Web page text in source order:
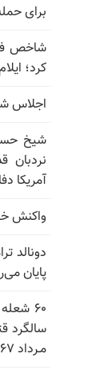
برای
کرد؛ ایلام با ۱۲۰.۶
اجلاس
شیخ
نردبان
آمریکا
واکنش
دونالد
پایان
۶۰
مـرداد ۱۳۶۷